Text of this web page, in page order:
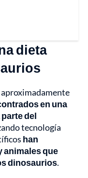
dieta
aproximadamente
en una
del
tecnología
han
animales que
dinosaurios.